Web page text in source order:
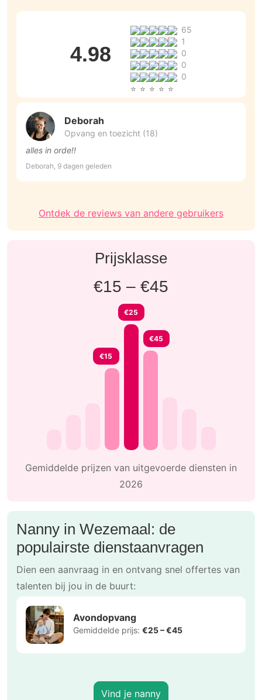
4.98
65
1
0
0
0
Deborah
Opvang en toezicht (18)
alles in orde!!
Deborah, 9 dagen geleden
Ontdek de reviews van andere gebruikers
Prijsklasse
€15 – €45
€15
€25
€45
Gemiddelde prijzen van uitgevoerde diensten in
2026
Nanny in Wezemaal: de
populairste dienstaanvragen
Dien een aanvraag in en ontvang snel offertes van
talenten bij jou in de buurt:
Avondopvang
Gemiddelde prijs: €25 – €45
Vind je nanny